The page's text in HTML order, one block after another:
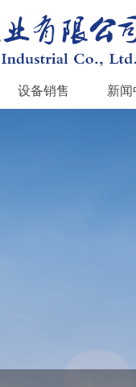
设备销售 新闻